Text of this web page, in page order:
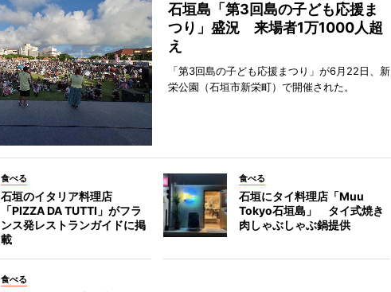
石垣島「第3回島の子ども応援ま
つり」盛況 来場者1万1000人超
え
「第3回島の子ども応援まつり」が6月22日、新
栄公園（石垣市新栄町）で開催された。
食べる
石垣のイタリア料理店
「PIZZA DA TUTTI」がフラ
ンス発レストランガイドに掲
載
食べる
石垣にタイ料理店「Muu
Tokyo石垣島」 タイ式焼き
肉しゃぶしゃぶ鍋提供
食べる